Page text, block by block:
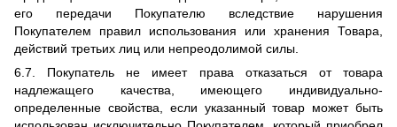
его передачи Покупателю вследствие нарушения
Покупателем правил использования или хранения Товара,
действий третьих лиц или непреодолимой силы.
6.7. Покупатель не имеет права отказаться от товара
надлежащего качества, имеющего индивидуально-
определенные свойства, если указанный товар может быть